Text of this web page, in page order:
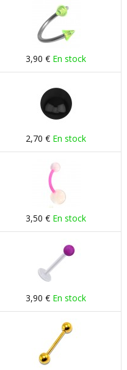
3,90 € En stock
2,70 € En stock
3,50 € En stock
3,90 € En stock